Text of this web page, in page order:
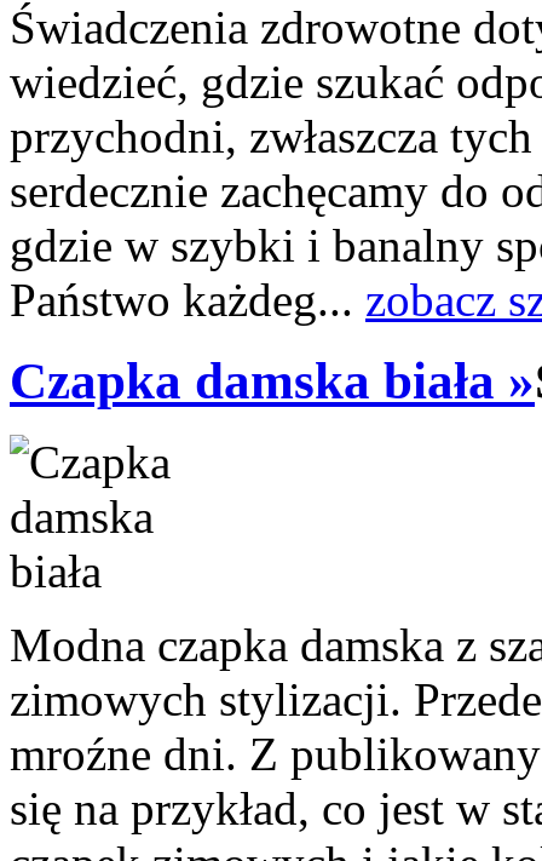
Świadczenia zdrowotne
wiedzieć, gdzie szukać
przychodni, zwłaszcza
serdecznie zachęcamy do
gdzie w szybki i banalny
Państwo każdeg... zobacz
Czapka damska biała »
Modna czapka damska z
zimowych stylizacji.
mroźne dni. Z
się na przykład, co jest w